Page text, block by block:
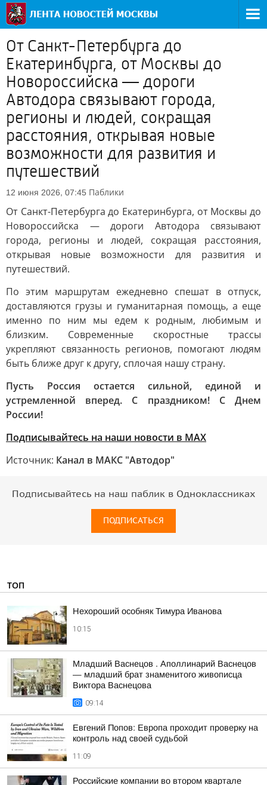
От Санкт-Петербурга до
Екатеринбурга, от Москвы до
Новороссийска — дороги
Автодора связывают города,
регионы и людей, сокращая
расстояния, открывая новые
возможности для развития и
путешествий
12 июня 2026, 07:45 Паблики
От Санкт-Петербурга до Екатеринбурга, от Москвы до
Новороссийска — дороги Автодора связывают
города, регионы и людей, сокращая расстояния,
открывая новые возможности для развития и
путешествий.
По этим маршрутам ежедневно спешат в отпуск,
доставляются грузы и гуманитарная помощь, а еще
именно по ним мы едем к родным, любимым и
близким. Современные скоростные трассы
укрепляют связанность регионов, помогают людям
быть ближе друг к другу, сплочая нашу страну.
Пусть Россия остается сильной, единой и
устремленной вперед. С праздником! С Днем
России!
Подписывайтесь на наши новости в МАХ
Источник: Канал в МАКС "Автодор"
Подписывайтесь на наш паблик в Одноклассниках
ПОДПИСАТЬСЯ
ТОП
Нехороший особняк Тимура Иванова
10:15
Младший Васнецов . Аполлинарий Васнецов
— младший брат знаменитого живописца
Виктора Васнецова
09:14
Евгений Попов: Европа проходит проверку на
контроль над своей судьбой
11:09
Российские компании во втором квартале